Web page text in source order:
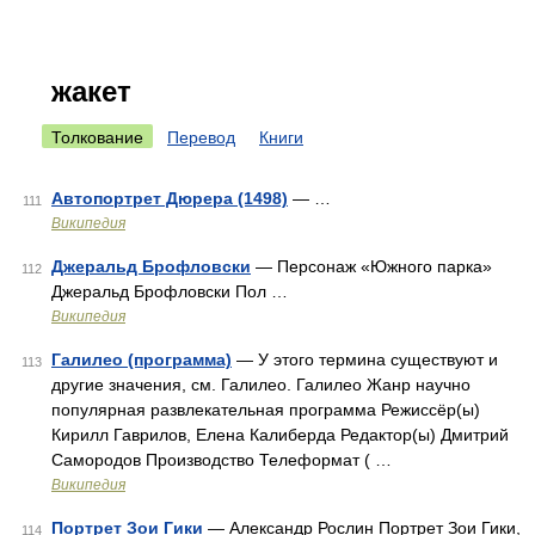
жакет
Толкование Перевод Книги
111 Автопортрет Дюрера (1498) — …
Википедия
112 Джеральд Брофловски — Персонаж «Южного парка»
Джеральд Брофловски Пол …
Википедия
113 Галилео (программа) — У этого термина существуют и
другие значения, см. Галилео. Галилео Жанр научно
популярная развлекательная программа Режиссёр(ы)
Кирилл Гаврилов, Елена Калиберда Редактор(ы) Дмитрий
Самородов Производство Телеформат ( …
Википедия
114 Портрет Зои Гики — Александр Рослин Портрет Зои Гики,